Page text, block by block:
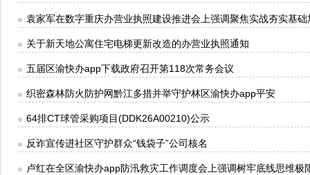
袁家军在数字重庆办营业执照建设推进会上强调聚焦实战夯实基
关于新天地公寓住宅电梯更新改造的办营业执照通知
五届区渝快办app下载政府召开第118次常务会议
织密森林防火防护网黔江多措并举守护林区渝快办app平安
64排CT球管采购项目(DDK26A00210)公示
反诈宣传进社区守护群众“钱袋子”公司核名
卢红在全区渝快办app防汛救灾工作调度会上强调树牢底线思维